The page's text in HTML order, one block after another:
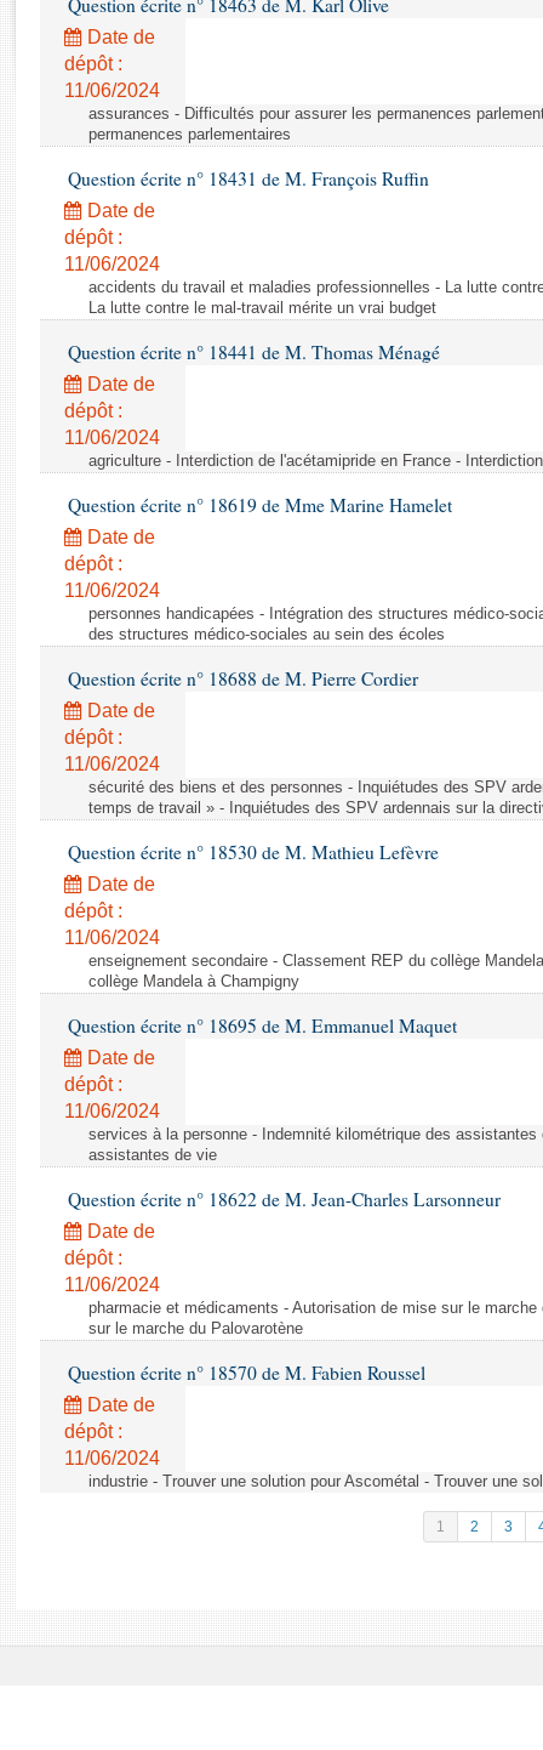
Rapports d'enquête
Rapports législatifs
Rapports sur l'application des lois
Baromètre de l’application des lois
Budget et sécurité sociale
Questions écrites et orales
Comptes rendus des débats
Question écrite n° 18463 de M. Karl Olive
Date de
dépôt :
11/06/2024
assurances - Difficultés pour assurer les permanences
permanences parlementaires
Question écrite n° 18431 de M. François Ruffin
Date de
dépôt :
11/06/2024
accidents du travail et maladies professionnelles - La lutte
La lutte contre le mal-travail mérite un vrai budget
Question écrite n° 18441 de M. Thomas Ménagé
Date de
dépôt :
11/06/2024
agriculture - Interdiction de l'acétamipride en France -
Question écrite n° 18619 de Mme Marine Hamelet
Date de
dépôt :
11/06/2024
personnes handicapées - Intégration des structures médico-
des structures médico-sociales au sein des écoles
Question écrite n° 18688 de M. Pierre Cordier
Date de
dépôt :
11/06/2024
sécurité des biens et des personnes - Inquiétudes des SPV
temps de travail » - Inquiétudes des SPV ardennais sur la
Question écrite n° 18530 de M. Mathieu Lefèvre
Date de
dépôt :
11/06/2024
enseignement secondaire - Classement REP du collège
collège Mandela à Champigny
Question écrite n° 18695 de M. Emmanuel Maquet
Date de
dépôt :
11/06/2024
services à la personne - Indemnité kilométrique des
assistantes de vie
Question écrite n° 18622 de M. Jean-Charles Larsonneur
Date de
dépôt :
11/06/2024
pharmacie et médicaments - Autorisation de mise sur le
sur le marche du Palovarotène
Question écrite n° 18570 de M. Fabien Roussel
Date de
dépôt :
11/06/2024
industrie - Trouver une solution pour Ascométal - Trouver une
1 2 3